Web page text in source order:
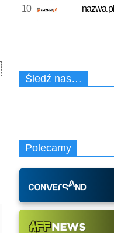
10 nazwa.pl
Śledź nas…
Polecamy